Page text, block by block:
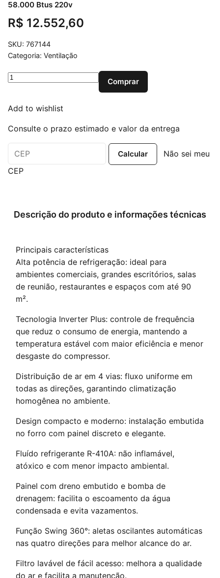
58.000 Btus 220v
R$ 12.552,60
SKU: 767144
Categoria: Ventilação
Ar Condicionado Cassete 4 Vias Inverter Plus Elgin
Comprar
Add to wishlist
Consulte o prazo estimado e valor da entrega
Não sei meu
CEP
Descrição do produto e informações técnicas
Principais características
Alta potência de refrigeração: ideal para
ambientes comerciais, grandes escritórios, salas
de reunião, restaurantes e espaços com até 90
m².
Tecnologia Inverter Plus: controle de frequência
que reduz o consumo de energia, mantendo a
temperatura estável com maior eficiência e menor
desgaste do compressor.
Distribuição de ar em 4 vias: fluxo uniforme em
todas as direções, garantindo climatização
homogênea no ambiente.
Design compacto e moderno: instalação embutida
no forro com painel discreto e elegante.
Fluído refrigerante R-410A: não inflamável,
atóxico e com menor impacto ambiental.
Painel com dreno embutido e bomba de
drenagem: facilita o escoamento da água
condensada e evita vazamentos.
Função Swing 360°: aletas oscilantes automáticas
nas quatro direções para melhor alcance do ar.
Filtro lavável de fácil acesso: melhora a qualidade
do ar e facilita a manutenção.